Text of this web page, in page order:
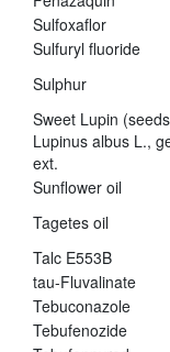
Sulfoxaflor
Sulfuryl fluoride
Sulphur
Sweet Lupin
Lupinus albus L.,
ext.
Sunflower oil
Tagetes oil
Talc E553B
tau-Fluvalinate
Tebuconazole
Tebufenozide